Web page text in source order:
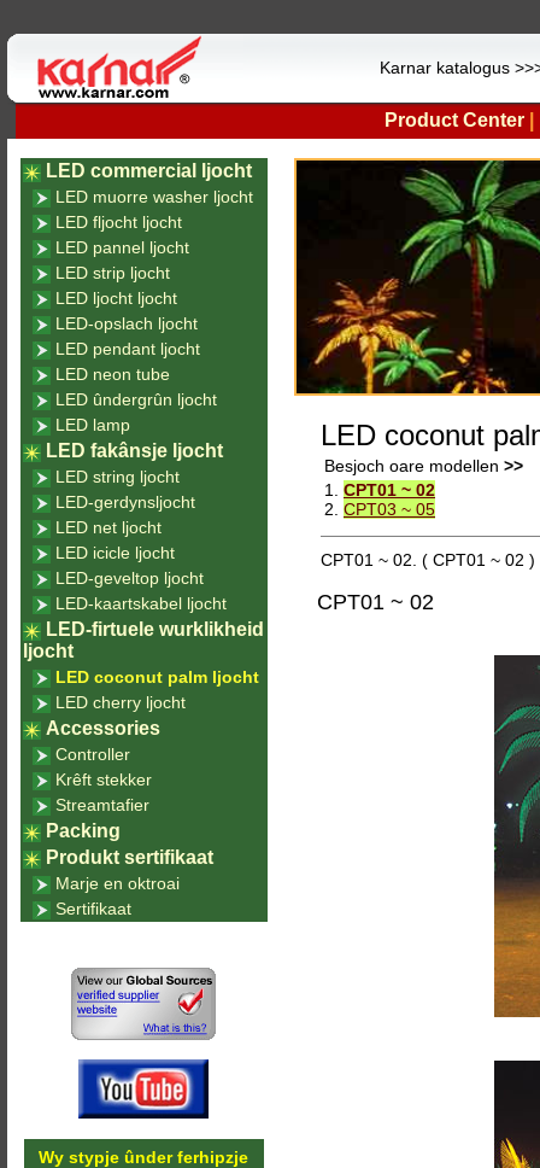
Karnar katalogus
Product Center
LED coconut
Besjoch oare modellen >>
1. CPT01 ~ 02
2. CPT03 ~ 05
CPT01 ~ 02. ( CPT01 ~ 02 )
CPT01 ~ 02
LED commercial ljocht
LED muorre washer ljocht
LED fljocht ljocht
LED pannel ljocht
LED strip ljocht
LED ljocht ljocht
LED-opslach ljocht
LED pendant ljocht
LED neon tube
LED ûndergrûn ljocht
LED lamp
LED fakânsje ljocht
LED string ljocht
LED-gerdynsljocht
LED net ljocht
LED icicle ljocht
LED-geveltop ljocht
LED-kaartskabel ljocht
LED-firtuele wurklikheid
ljocht
LED coconut palm ljocht
LED cherry ljocht
Accessories
Controller
Krêft stekker
Streamtafier
Packing
Produkt sertifikaat
Marje en oktroai
Sertifikaat
Wy stypje ûnder ferhipzje